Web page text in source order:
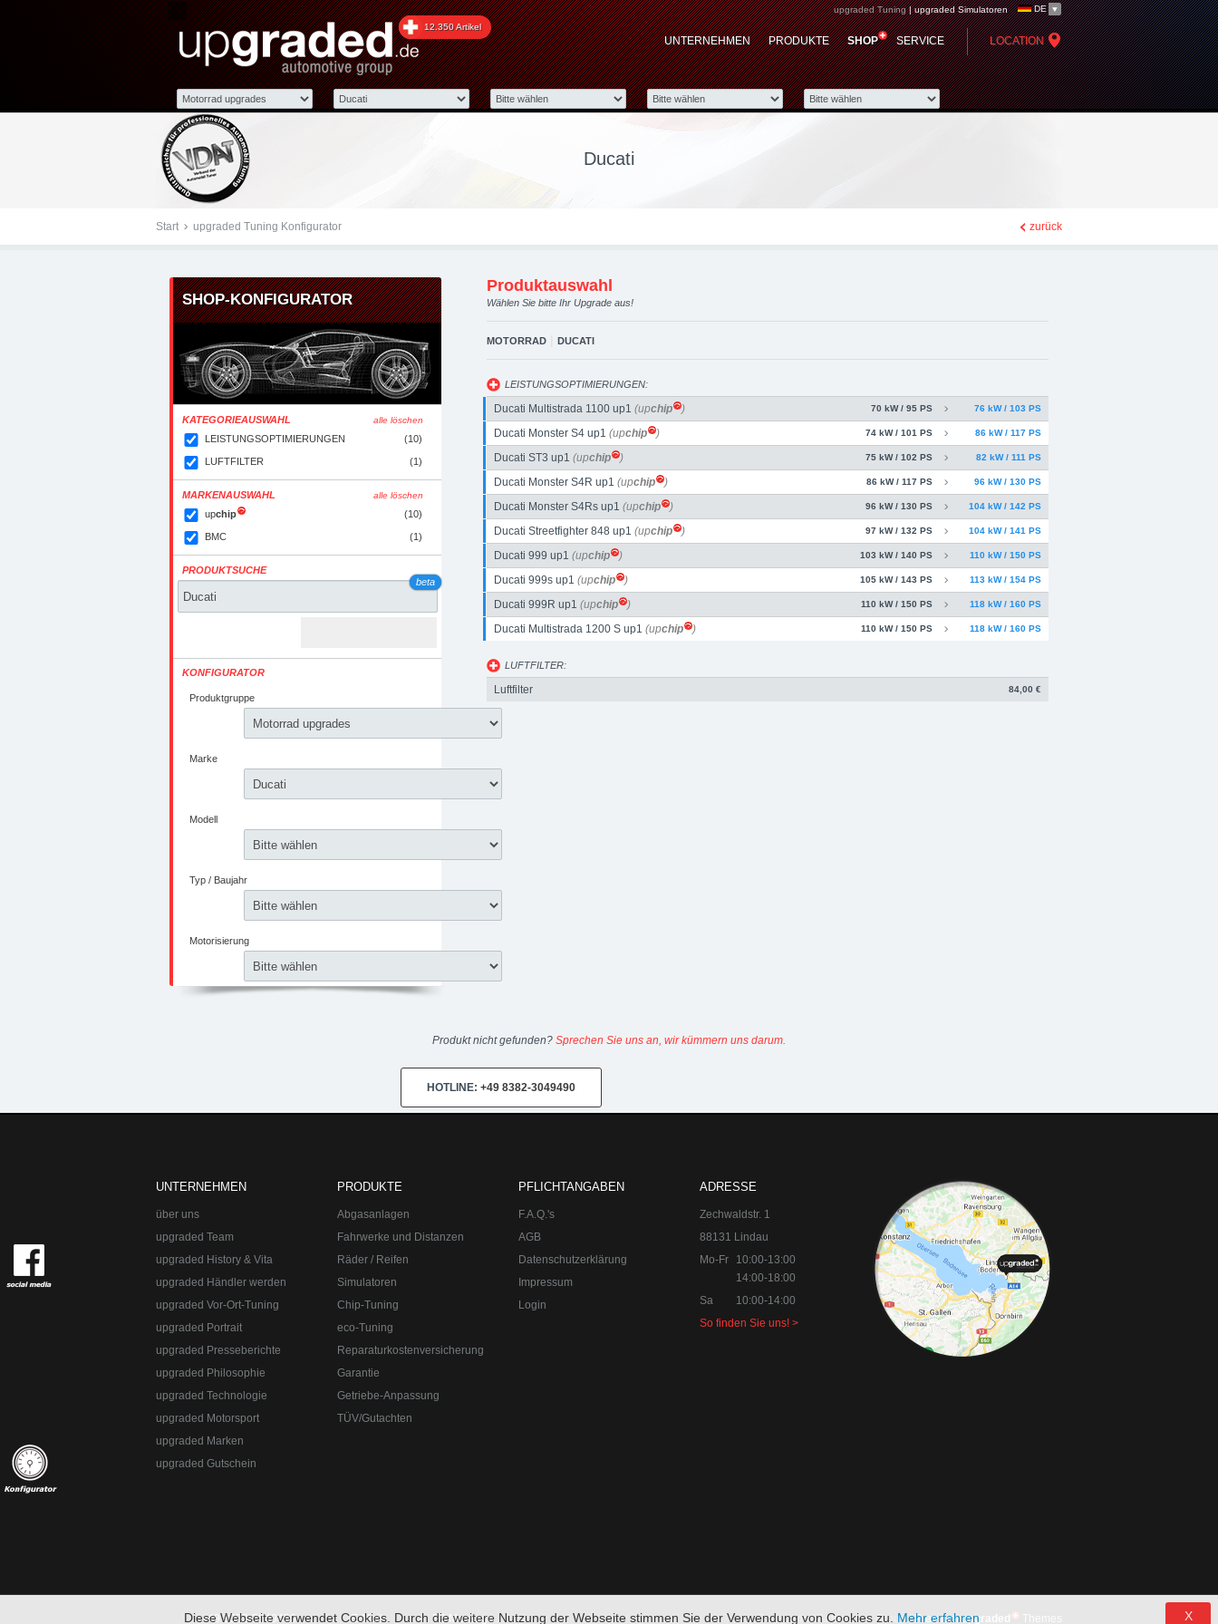
Diese Webseite verwendet Cookies. Durch die weitere Nutzung der Webseite stimmen Sie der Verwendung von Cookies zu. Mehr erfahren X
Tuningteile: Ducati upgraded automotive group - Chiptuning,
Kraftstoffoptimierung, Performance Zubehör
12.350 Artikel
DE
LOCATION
SERVICE
SHOP
PRODUKTE
UNTERNEHMEN
upgraded Tuning|upgraded Simulatoren
Ducati
Start upgraded Tuning Konfigurator zurück
SHOP-KONFIGURATOR
KATEGORIEAUSWAHL alle löschen
LEISTUNGSOPTIMIERUNGEN (10)
LUFTFILTER (1)
MARKENAUSWAHL alle löschen
upchip (10)
BMC (1)
PRODUKTSUCHE
beta
KONFIGURATOR
Produktauswahl
Wählen Sie bitte Ihr Upgrade aus!
MOTORRAD DUCATI
LEISTUNGSOPTIMIERUNGEN:
Ducati Multistrada 1100 up1 (upchip ) 76 kW / 103 PS
70 kW / 95 PS
Ducati Monster S4 up1 (upchip ) 86 kW / 117 PS
74 kW / 101 PS
Ducati ST3 up1 (upchip ) 82 kW / 111 PS
75 kW / 102 PS
Ducati Monster S4R up1 (upchip ) 96 kW / 130 PS
86 kW / 117 PS
Ducati Monster S4Rs up1 (upchip ) 104 kW / 142 PS
96 kW / 130 PS
Ducati Streetfighter 848 up1 (upchip ) 104 kW / 141 PS
97 kW / 132 PS
Ducati 999 up1 (upchip ) 110 kW / 150 PS
103 kW / 140 PS
Ducati 999s up1 (upchip ) 113 kW / 154 PS
105 kW / 143 PS
Ducati 999R up1 (upchip ) 118 kW / 160 PS
110 kW / 150 PS
Ducati Multistrada 1200 S up1 (upchip ) 118 kW / 160 PS
110 kW / 150 PS
LUFTFILTER:
Luftfilter 84,00 €
Produkt nicht gefunden? Sprechen Sie uns an, wir kümmern uns darum.
HOTLINE: +49 8382-3049490
upgraded Automotive Group - das Original aus Lindau am Bodensee. Der Spezialist für Chiptuning, Kraftstoffoptimierungen, Felgen, Fahrwerke, Abgasanlagen, Bremsanlagen Motorsport und Individualisierungen.
Ort:48529 Nordhorn
UNTERNEHMEN
über uns
upgraded Team
upgraded History & Vita
upgraded Händler werden
upgraded Vor-Ort-Tuning
upgraded Portrait
upgraded Presseberichte
upgraded Philosophie
upgraded Technologie
upgraded Motorsport
upgraded Marken
upgraded Gutschein
PRODUKTE
Abgasanlagen
Fahrwerke und Distanzen
Räder / Reifen
Simulatoren
Chip-Tuning
eco-Tuning
Reparaturkostenversicherung
Garantie
Getriebe-Anpassung
TÜV/Gutachten
PFLICHTANGABEN
F.A.Q.'s
AGB
Datenschutzerklärung
Impressum
Login
ADRESSE
Zechwaldstr. 1
88131 Lindau
Mo-Fr
10:00-13:00
14:00-18:00
Sa
10:00-14:00
So finden Sie uns! >
+49 8382-3049490 E-Mail FB Message © upgraded Automotive Group |Premium upgraded